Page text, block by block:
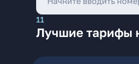
11
Лучшие тарифы